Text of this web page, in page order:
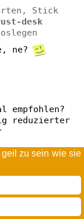
geil zu sein wie sie
Stick
desk
ne?
empfohlen?
reduzierter
die einen
verwendet
und